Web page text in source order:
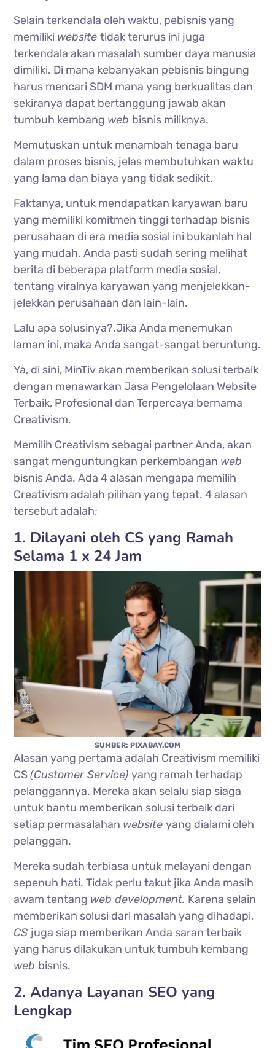
Selain terkendala oleh waktu, pebisnis yang
memiliki websitetidak terurus ini juga
terkendala akan masalah sumber daya manusia
dimiliki. Di mana kebanyakan pebisnis bingung
harus mencari SDM mana yang berkualitas dan
sekiranya dapat bertanggung jawab akan
tumbuh kembang web bisnis miliknya.
Memutuskan untuk menambah tenaga baru
dalam proses bisnis, jelas membutuhkan waktu
yang lama dan biaya yang tidak sedikit.
Faktanya, untuk mendapatkan karyawan baru
yang memiliki komitmen tinggi terhadap bisnis
perusahaan di era media sosial ini bukanlah hal
yang mudah. Anda pasti sudah sering melihat
berita di beberapa platform media sosial,
tentang viralnya karyawan yang menjelekkan-
jelekkan perusahaan dan lain-lain.
Lalu apa solusinya?.Jika Anda menemukan
laman ini, maka Anda sangat-sangat beruntung.
Ya, di sini, MinTiv akan memberikan solusi terbaik
dengan menawarkan Jasa Pengelolaan Website
Terbaik, Profesional dan Terpercaya bernama
Creativism.
Memilih Creativism sebagai partner Anda, akan
sangat menguntungkan perkembangan web
bisnis Anda. Ada 4 alasan mengapa memilih
Creativism adalah pilihan yang tepat. 4 alasan
tersebut adalah;
1. Dilayani oleh CS yang Ramah
Selama 1 x 24 Jam
SUMBER: PIXABAY.COM
Alasan yang pertama adalah Creativism memiliki
CS(Customer Service)yang ramah terhadap
pelanggannya. Mereka akan selalu siap siaga
untuk bantu memberikan solusi terbaik dari
setiap permasalahan websiteyang dialami oleh
pelanggan.
Mereka sudah terbiasa untuk melayani dengan
sepenuh hati. Tidak perlu takut jika Anda masih
awam tentang web development. Karena selain
memberikan solusi dari masalah yang dihadapi,
CS juga siap memberikan Anda saran terbaik
yang harus dilakukan untuk tumbuh kembang
web bisnis.
2. Adanya Layanan SEO yang
Lengkap